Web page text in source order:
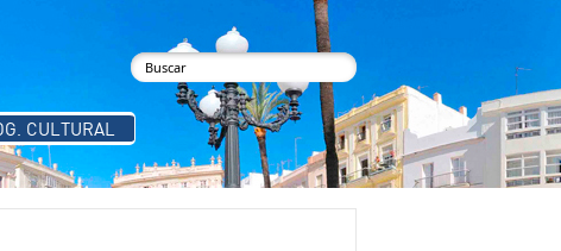
Formulario de búsqueda
CULTURAL